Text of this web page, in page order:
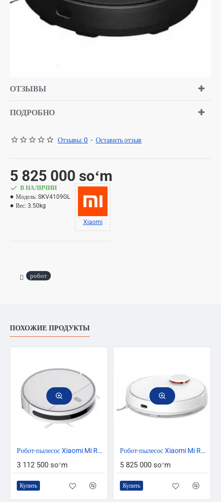
ОТЗЫВЫ
ПОДРОБНО
Отзывы: 0 - Оставить отзыв
5 825 000 soʻm
В НАЛИЧИИ
Модель: SKV4109GL
Вес: 3.50kg
Xiaomi
робот
ПОХОЖИЕ ПРОДУКТЫ
Робот-пылесос Xiaomi Mi Robot Vacuum-Mop Essential
3 112 500 soʻm
Купить
Робот-пылесос Xiaomi Mi Robot Vacuum Mop P белый
5 825 000 soʻm
Купить